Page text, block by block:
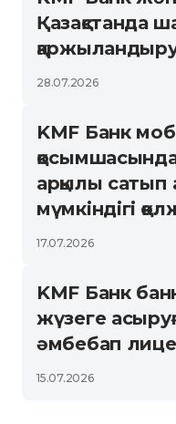
Қазақстанда
28.07.2026
KMF Банк
арқылы
мүмкіндігі
17.07.2026
KMF Банк
жүзеге
әмбебап
15.07.2026